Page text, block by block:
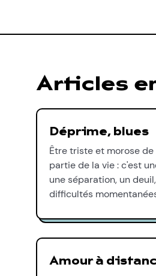
Articles
Déprime, blues
Être triste et morose
partie de la vie : c'est
une séparation, un
difficultés
Amour à